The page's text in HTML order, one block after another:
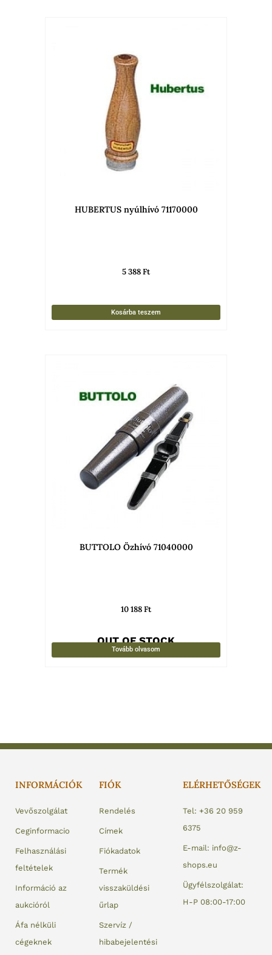
HUBERTUS nyúlhívó 71170000
5 388Ft
Kosárba teszem
OUT OF STOCK
BUTTOLO Özhívó 71040000
10 188Ft
Tovább olvasom
INFORMÁCIÓK
Vevőszolgálat
Ceginformacio
Felhasználási
feltételek
Információ az
aukcióról
Áfa nélküli
cégeknek
FIÓK
Rendelés
Címek
Fiókadatok
Termék
visszaküldési
űrlap
Szervíz /
hibabejelentési
ELÉRHETŐSÉGEK
Tel: +36 20 959
6375
E-mail: info@z-
shops.eu
Ügyfélszolgálat:
H-P 08:00-17:00